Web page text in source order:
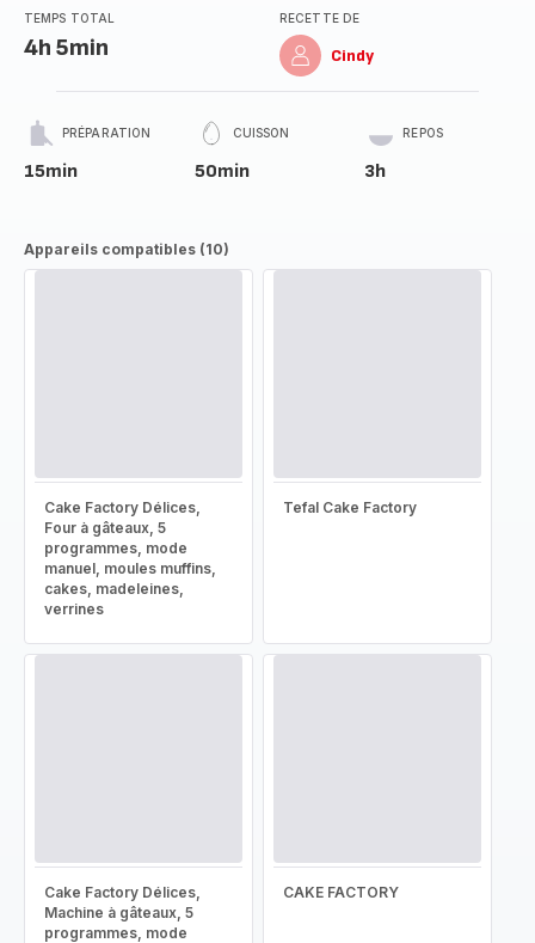
TEMPS TOTAL
4h 5min
RECETTE DE
Cindy
PRÉPARATION
15min
CUISSON
50min
REPOS
3h
Appareils compatibles (10)
Cake Factory Délices,
Four à gâteaux, 5
programmes, mode
manuel, moules muffins,
cakes, madeleines,
verrines
Tefal Cake Factory
Cake Factory Délices,
Machine à gâteaux, 5
programmes, mode
CAKE FACTORY